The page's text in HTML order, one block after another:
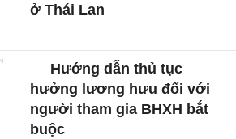
ở Thái Lan
Hướng dẫn thủ tục
hưởng lương hưu đối với
người tham gia BHXH bắt
buộc